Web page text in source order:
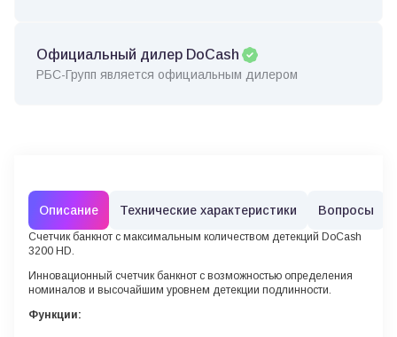
Официальный дилер DoCash
РБС-Групп является официальным дилером
Описание Технические характеристики Вопросы
Счетчик банкнот с максимальным количеством детекций DoCash
3200 HD.
Инновационный счетчик банкнот с возможностью определения
номиналов и высочайшим уровнем детекции подлинности.
Функции: